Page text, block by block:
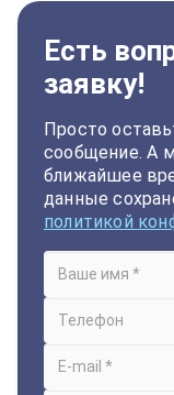
Есть
заявку!
Просто
сообщение. А
ближайшее
данные
политикой